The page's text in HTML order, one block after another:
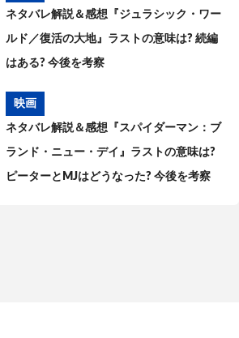
ネタバレ解説＆感想『ジュラシック・ワー
ルド／復活の大地』ラストの意味は? 続編
はある? 今後を考察
映画
ネタバレ解説＆感想『スパイダーマン：ブ
ランド・ニュー・デイ』ラストの意味は?
ピーターとMJはどうなった? 今後を考察